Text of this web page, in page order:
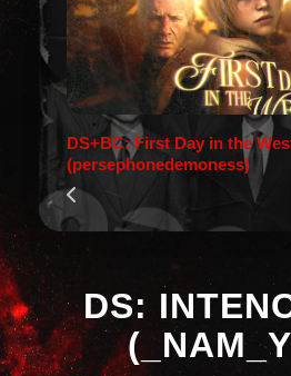
DS+BC: First Day in the
(persephonedemoness)
DS: